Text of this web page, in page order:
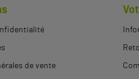
de vente